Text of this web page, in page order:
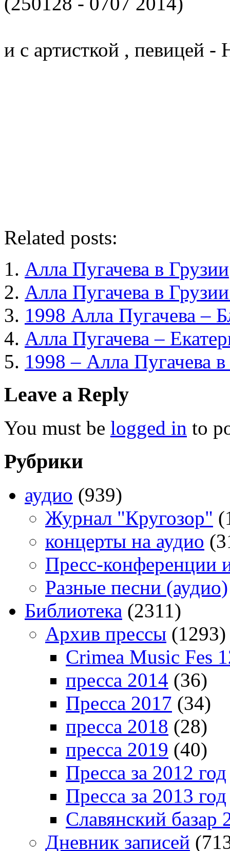
и с артисткой , певицей -
Related posts:
Алла Пугачева в Грузии
Алла Пугачева в
1998 Алла Пугачева –
Алла Пугачева –
1998 – Алла Пугачева в
Leave a Reply
You must be logged in to
Рубрики
аудио (939)
Журнал "Кругозор"
концерты на аудио
Пресс-конференции
Разные песни (аудио)
Библиотека (2311)
Архив прессы (1293)
Crimea Music Fes
пресса 2014 (36)
Пресса 2017 (34)
пресса 2018 (28)
пресса 2019 (40)
Пресса за 2012 год
Пресса за 2013 год
Славянский базар
Дневник записей